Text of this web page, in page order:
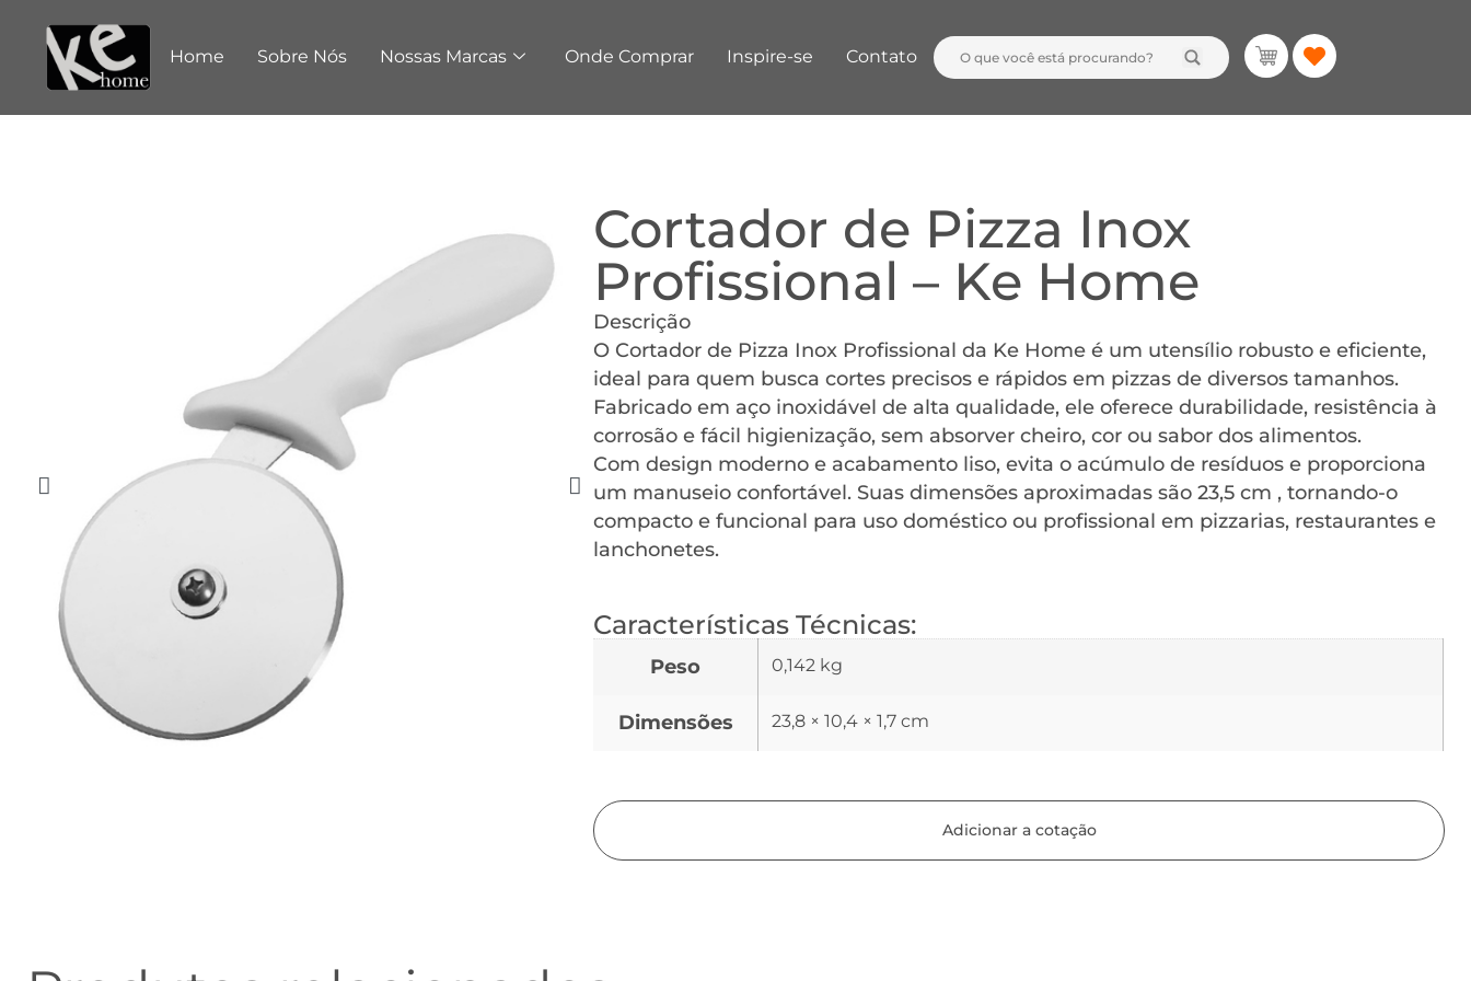
Home Sobre Nós Nossas Marcas Onde Comprar Inspire-se Contato
Cortador de Pizza Inox
Profissional – Ke Home
Descrição
O Cortador de Pizza Inox Profissional da Ke Home é um utensílio robusto e eficiente,
ideal para quem busca cortes precisos e rápidos em pizzas de diversos tamanhos.
Fabricado em aço inoxidável de alta qualidade, ele oferece durabilidade, resistência à
corrosão e fácil higienização, sem absorver cheiro, cor ou sabor dos alimentos.
Com design moderno e acabamento liso, evita o acúmulo de resíduos e proporciona
um manuseio confortável. Suas dimensões aproximadas são 23,5 cm , tornando-o
compacto e funcional para uso doméstico ou profissional em pizzarias, restaurantes e
lanchonetes.
Características Técnicas:
Peso 0,142 kg
Dimensões 23,8 × 10,4 × 1,7 cm
Adicionar a cotação